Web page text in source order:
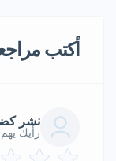
أكتب
نشر
رأيك يهم